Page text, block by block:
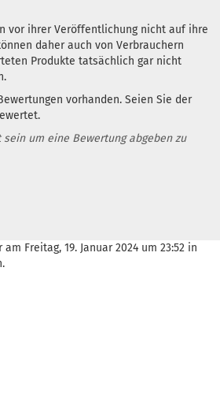
vor ihrer Veröffentlichung nicht auf ihre
daher auch von Verbrauchern
Produkte tatsächlich gar nicht
vorhanden. Seien Sie der
um eine Bewertung abgeben zu
Freitag, 19. Januar 2024 um 23:52 in